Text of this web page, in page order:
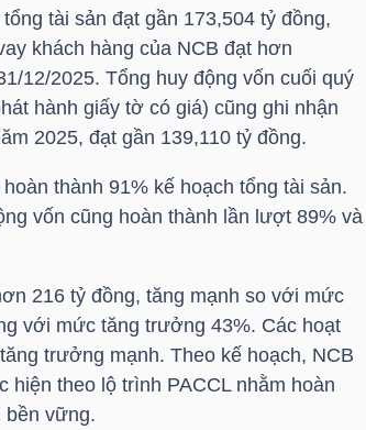
tài sản đạt gần 173,504 tỷ đồng,
khách hàng của NCB đạt hơn
12/2025. Tổng huy động vốn cuối quý
hành giấy tờ có giá) cũng ghi nhận
2025, đạt gần 139,110 tỷ đồng.
thành 91% kế hoạch tổng tài sản.
vốn cũng hoàn thành lần lượt 89% và
216 tỷ đồng, tăng mạnh so với mức
với mức tăng trưởng 43%. Các hoạt
trưởng mạnh. Theo kế hoạch, NCB
theo lộ trình PACCL nhằm hoàn
bền vững.